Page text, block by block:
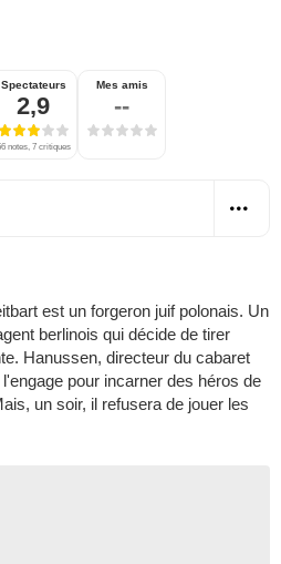
Spectateurs
2,9
notes, 7 critiques
Mes amis
--
est un forgeron juif polonais. Un
berlinois qui décide de tirer
Hanussen, directeur du cabaret
pour incarner des héros de
un soir, il refusera de jouer les